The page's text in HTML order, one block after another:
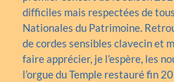
difficiles mais respectées de
Nationales du Patrimoine.
de cordes sensibles clavecin et
faire apprécier, je l’espère, les
l’orgue du Temple restauré fin